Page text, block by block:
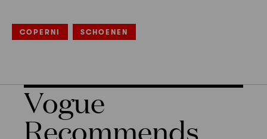
COPERNI SCHOENEN
Vogue
Recommends